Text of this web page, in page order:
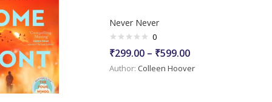
Never Never
0
₹299.00 – ₹599.00Price
range:
Author: Colleen Hoover